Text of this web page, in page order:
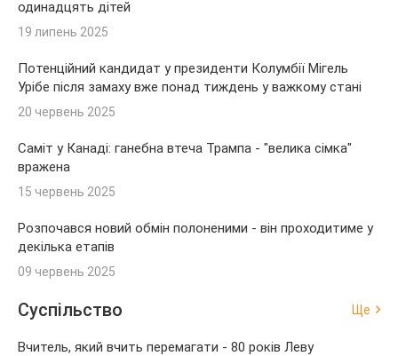
одинадцять дітей
19 липень 2025
Потенційний кандидат у президенти Колумбії Мігель
Урібе після замаху вже понад тиждень у важкому стані
20 червень 2025
Саміт у Канаді: ганебна втеча Трампа - "велика сімка"
вражена
15 червень 2025
Розпочався новий обмін полоненими - він проходитиме у
декілька етапів
09 червень 2025
Суспільство Ще
Вчитель, який вчить перемагати - 80 років Леву